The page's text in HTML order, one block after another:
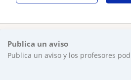
Publica un aviso
Publica un aviso y los profesores